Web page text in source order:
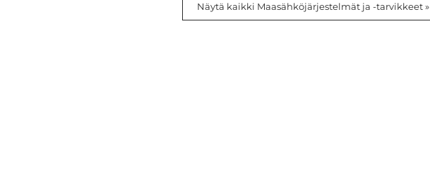
Näytä kaikki Maasähköjärjestelmät ja -tarvikkeet »